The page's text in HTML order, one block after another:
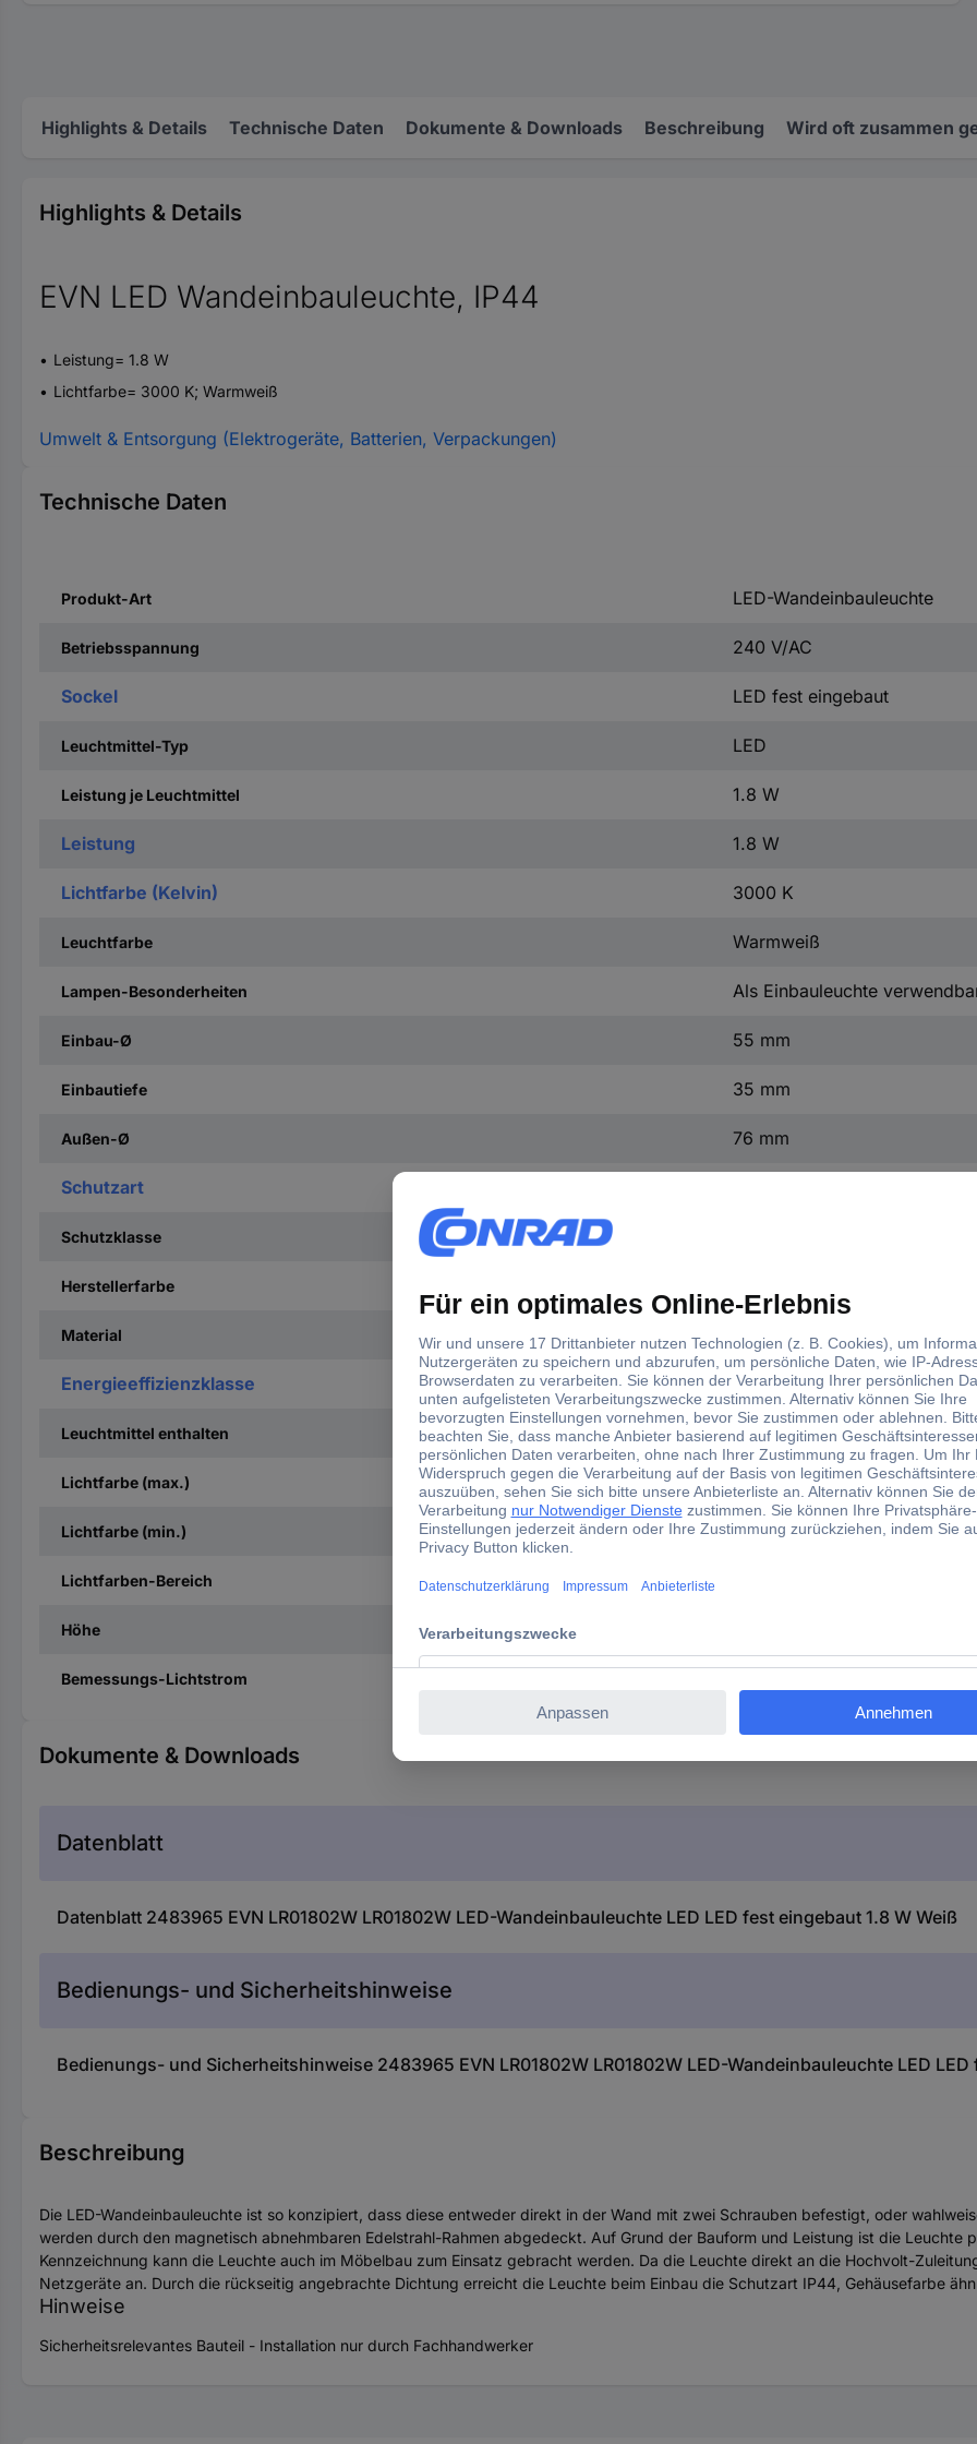
Highlights & Details Technische Daten Dokumente & Downloads Beschreibung Wird oft zusammen
Highlights & Details
EVN LED Wandeinbauleuchte, IP44
Leistung= 1.8 W
Lichtfarbe= 3000 K; Warmweiß
Umwelt & Entsorgung (Elektrogeräte, Batterien, Verpackungen)
Technische Daten
Produkt-Art LED-Wandeinbauleuchte
Betriebsspannung 240 V/AC
Sockel LED fest eingebaut
Leuchtmittel-Typ LED
Leistung je Leuchtmittel 1.8 W
Leistung 1.8 W
Lichtfarbe (Kelvin) 3000 K
Leuchtfarbe Warmweiß
Lampen-Besonderheiten Als Einbauleuchte
Einbau-Ø 55 mm
Einbautiefe 35 mm
Außen-Ø 76 mm
Schutzart
Schutzklasse
Herstellerfarbe
Material Edelstahl
Energieeffizienzklasse n.rel
Leuchtmittel enthalten Ja
Lichtfarbe (max.) 3000 K
Lichtfarbe (min.) 3000 K
Lichtfarben-Bereich
Höhe
Bemessungs-Lichtstrom
Dokumente & Downloads
Datenblatt
Datenblatt 2483965 EVN LR01802W LR01802W LED-Wandeinbauleuchte LED LED fest eingebaut 1.8 W Weiß
Bedienungs- und Sicherheitshinweise
Bedienungs- und Sicherheitshinweise 2483965 EVN LR01802W LR01802W LED-Wandeinbauleuchte LED LED
Beschreibung
Die LED-Wandeinbauleuchte ist so konzipiert, dass diese entweder direkt in der Wand mit zwei Schrauben befestigt, oder
werden durch den magnetisch abnehmbaren Edelstrahl-Rahmen abgedeckt. Auf Grund der Bauform und Leistung ist die
Kennzeichnung kann die Leuchte auch im Möbelbau zum Einsatz gebracht werden. Da die Leuchte direkt an die Hochvolt-
Netzgeräte an. Durch die rückseitig angebrachte Dichtung erreicht die Leuchte beim Einbau die Schutzart IP44, Gehäusefarbe
Hinweise
Sicherheitsrelevantes Bauteil - Installation nur durch Fachhandwerker